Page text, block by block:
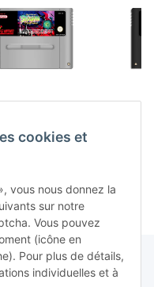
cookies et
vous nous donnez la
sur notre
Vous pouvez
(icône en
Pour plus de détails,
individuelles et à
(EU) (loose)
Nintendo
€*